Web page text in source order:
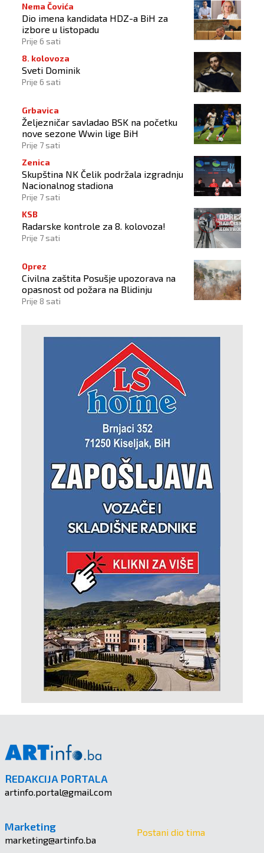
Nema Čovića
Dio imena kandidata HDZ-a BiH za
izbore u listopadu
Prije 6 sati
8. kolovoza
Sveti Dominik
Prije 6 sati
Grbavica
Željezničar savladao BSK na početku
nove sezone Wwin lige BiH
Prije 7 sati
Zenica
Skupština NK Čelik podržala izgradnju
Nacionalnog stadiona
Prije 7 sati
KSB
Radarske kontrole za 8. kolovoza!
Prije 7 sati
Oprez
Civilna zaštita Posušje upozorava na
opasnost od požara na Blidinju
Prije 8 sati
REDAKCIJA PORTALA
artinfo.portal@gmail.com
Marketing
marketing@artinfo.ba
Postani dio tima